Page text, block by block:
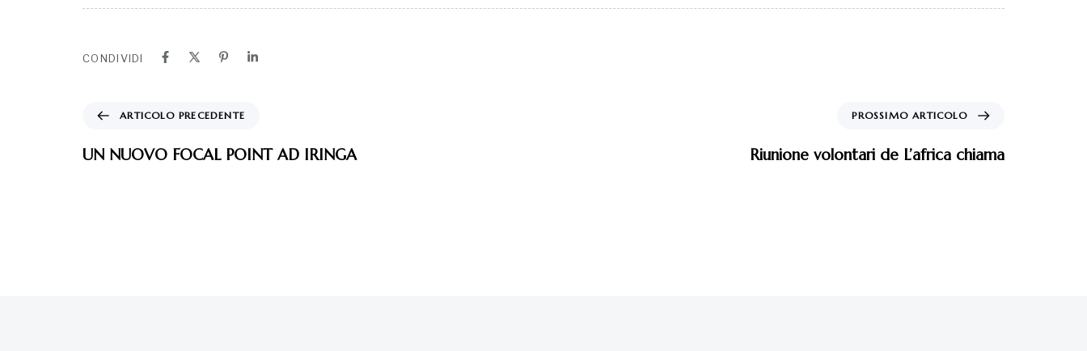
CONDIVIDI
ARTICOLO PRECEDENTE
UN NUOVO FOCAL POINT AD IRINGA
PROSSIMO ARTICOLO
Riunione volontari de L’africa chiama